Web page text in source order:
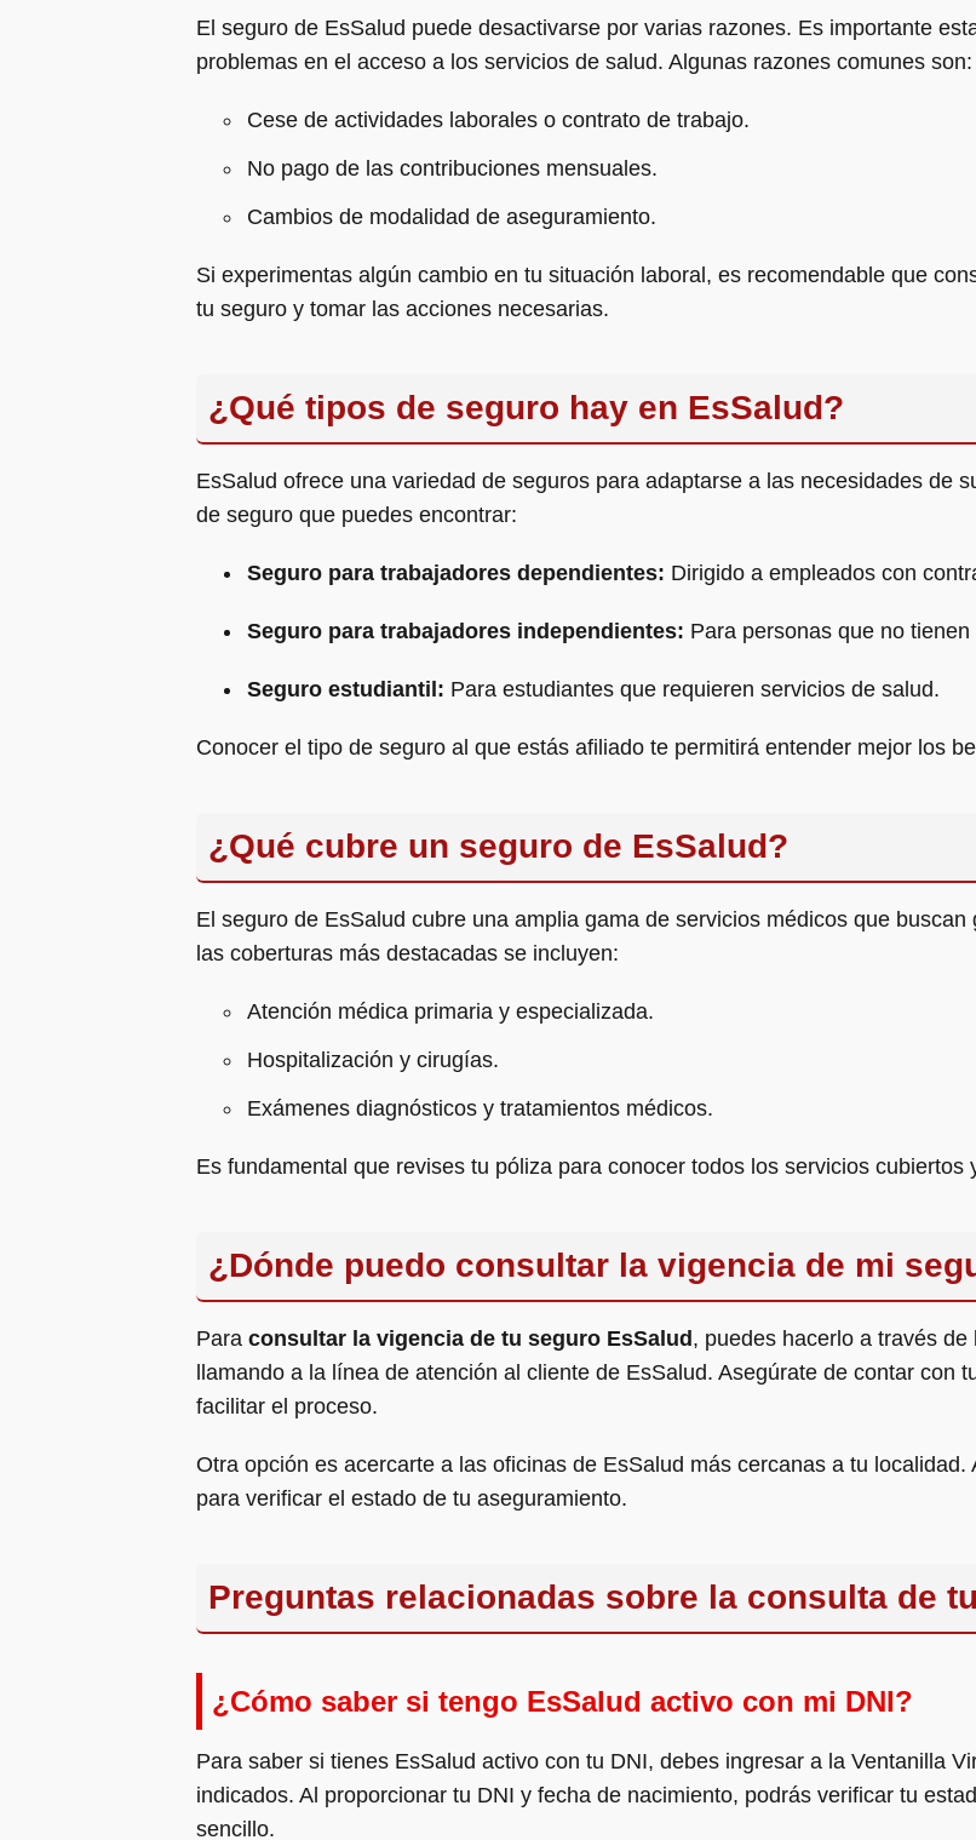
El seguro de EsSalud puede desactivarse por varias razones. Es importante
problemas en el acceso a los servicios de salud. Algunas razones comunes son:
Cese de actividades laborales o contrato de trabajo.
No pago de las contribuciones mensuales.
Cambios de modalidad de aseguramiento.
Si experimentas algún cambio en tu situación laboral, es recomendable que
tu seguro y tomar las acciones necesarias.
¿Qué tipos de seguro hay en EsSalud?
EsSalud ofrece una variedad de seguros para adaptarse a las necesidades de
de seguro que puedes encontrar:
Seguro para trabajadores dependientes: Dirigido a empleados con
Seguro para trabajadores independientes: Para personas que no
Seguro estudiantil: Para estudiantes que requieren servicios de salud.
Conocer el tipo de seguro al que estás afiliado te permitirá entender mejor los
¿Qué cubre un seguro de EsSalud?
El seguro de EsSalud cubre una amplia gama de servicios médicos que
las coberturas más destacadas se incluyen:
Atención médica primaria y especializada.
Hospitalización y cirugías.
Exámenes diagnósticos y tratamientos médicos.
Es fundamental que revises tu póliza para conocer todos los servicios
¿Dónde puedo consultar la vigencia de mi
Para consultar la vigencia de tu seguro EsSalud , puedes hacerlo a través
llamando a la línea de atención al cliente de EsSalud. Asegúrate de contar con
facilitar el proceso.
Otra opción es acercarte a las oficinas de EsSalud más cercanas a tu
para verificar el estado de tu aseguramiento.
Preguntas relacionadas sobre la consulta de
¿Cómo saber si tengo EsSalud activo con mi DNI?
Para saber si tienes EsSalud activo con tu DNI, debes ingresar a la Ventanilla
indicados. Al proporcionar tu DNI y fecha de nacimiento, podrás verificar tu
sencillo.